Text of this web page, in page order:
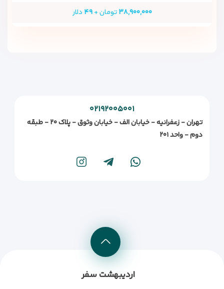
۳۸,۹۰۰,۰۰۰تومان +۴۹ دلار
۰۲۱۹۲۰۰۵۰۰۱
تهران - زعفرانیه - خیابان الف - خیابان وثوق - پلاک ۲۰ - طبقه
دوم - واحد ۲۰۱
اردیبهشت سفر